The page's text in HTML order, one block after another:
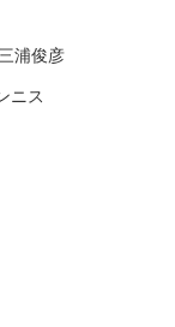
浦俊彦
ニス